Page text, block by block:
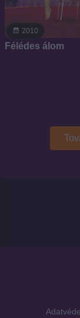
2010
Félédes álom